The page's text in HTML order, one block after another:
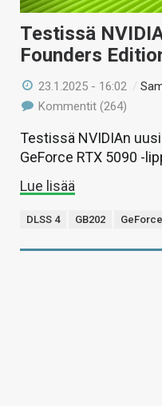
Testissä
Founders
23.1.2025 - 16:02 /
Kommentit (264)
Testissä NVIDIAn
GeForce RTX 5090 -
Lue lisää
DLSS 4 GB202